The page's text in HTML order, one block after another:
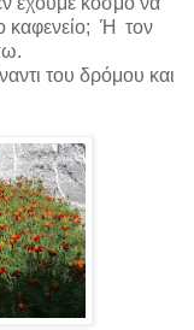
καφενείο; Ή τον
του δρόμου και